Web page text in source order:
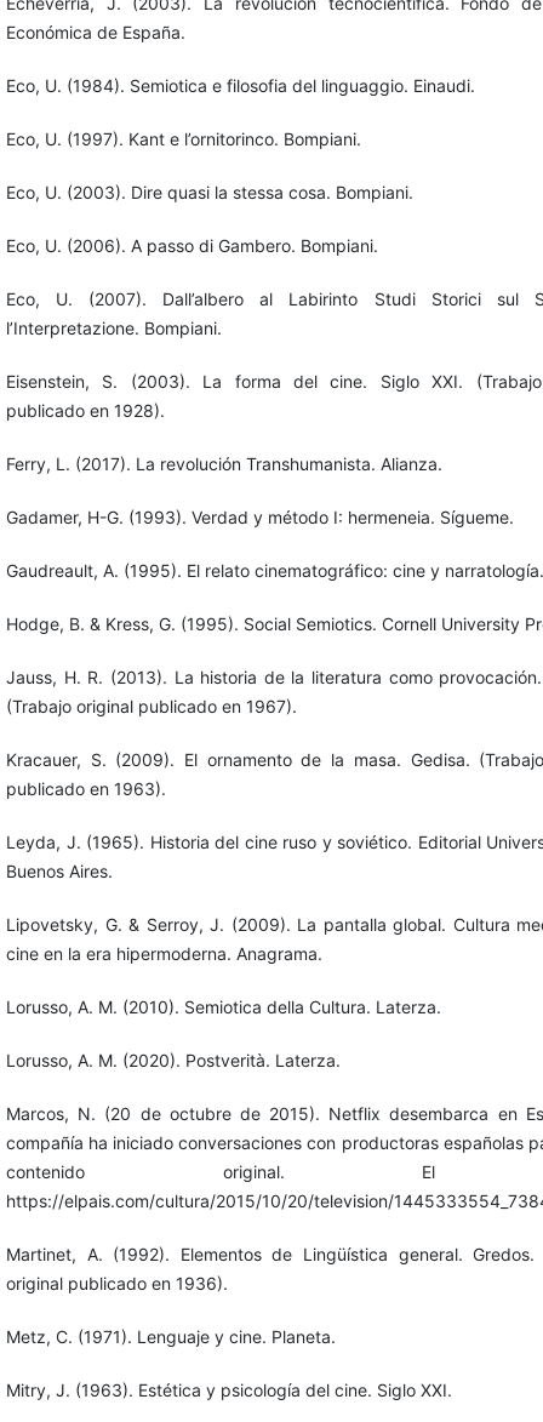
Económica de España.
Eco, U. (1984). Semiotica e filosofia del linguaggio. Einaudi.
Eco, U. (1997). Kant e l’ornitorinco. Bompiani.
Eco, U. (2003). Dire quasi la stessa cosa. Bompiani.
Eco, U. (2006). A passo di Gambero. Bompiani.
Eco, U. (2007). Dall’albero al Labirinto Studi Storici sul
l’Interpretazione. Bompiani.
Eisenstein, S. (2003). La forma del cine. Siglo XXI.
publicado en 1928).
Ferry, L. (2017). La revolución Transhumanista. Alianza.
Gadamer, H-G. (1993). Verdad y método I: hermeneia. Sígueme.
Gaudreault, A. (1995). El relato cinematográfico: cine y
Hodge, B. & Kress, G. (1995). Social Semiotics. Cornell University
Jauss, H. R. (2013). La historia de la literatura como
(Trabajo original publicado en 1967).
Kracauer, S. (2009). El ornamento de la masa. Gedisa.
publicado en 1963).
Leyda, J. (1965). Historia del cine ruso y soviético. Editorial
Buenos Aires.
Lipovetsky, G. & Serroy, J. (2009). La pantalla global. Cultura
cine en la era hipermoderna. Anagrama.
Lorusso, A. M. (2010). Semiotica della Cultura. Laterza.
Lorusso, A. M. (2020). Postverità. Laterza.
Marcos, N. (20 de octubre de 2015). Netflix desembarca en
compañía ha iniciado conversaciones con productoras españolas
contenido original. El
https://elpais.com/cultura/2015/10/20/television/
Martinet, A. (1992). Elementos de Lingüística general. Gredos.
original publicado en 1936).
Metz, C. (1971). Lenguaje y cine. Planeta.
Mitry, J. (1963). Estética y psicología del cine. Siglo XXI.